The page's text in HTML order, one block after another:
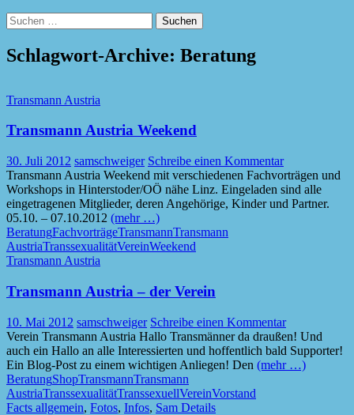
Suchen
nach:
Schlagwort-Archive: Beratung
Transmann Austria
Transmann Austria Weekend
30. Juli 2012 samschweiger Schreibe einen Kommentar
Transmann Austria Weekend mit verschiedenen Fachvorträgen und
Workshops in Hinterstoder/OÖ nähe Linz. Eingeladen sind alle
eingetragenen Mitglieder, deren Angehörige, Kinder und Partner.
05.10. – 07.10.2012 (mehr …)
BeratungFachvorträgeTransmannTransmann
AustriaTranssexualitätVereinWeekend
Transmann Austria
Transmann Austria – der Verein
10. Mai 2012 samschweiger Schreibe einen Kommentar
Verein Transmann Austria Hallo Transmänner da draußen! Und
auch ein Hallo an alle Interessierten und hoffentlich bald Supporter!
Ein Blog-Post zu einem wichtigen Anliegen! Den (mehr …)
BeratungShopTransmannTransmann
AustriaTranssexualitätTranssexuellVereinVorstand
Facts allgemein, Fotos, Infos, Sam Details